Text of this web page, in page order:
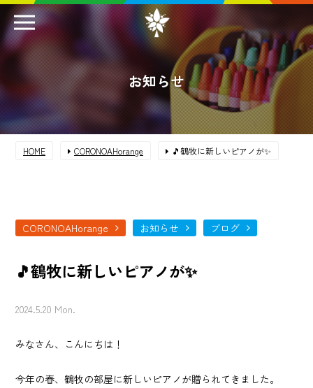
お知らせ
HOME CORONOAHorange 🎵鶴牧に新しいピアノが✨
CORONOAHorange お知らせ ブログ
🎵鶴牧に新しいピアノが✨
2024.5.20 Mon.
みなさん、こんにちは！
今年の春、鶴牧の部屋に新しいピアノが贈られてきました。